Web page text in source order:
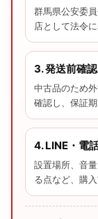
群馬県公安委
店として法令
3. 発送前確
中古品のため
確認し、保証
4. LINE・電
設置場所、音
る点など、購